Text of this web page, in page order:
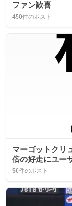
ファン歓喜
450件のポスト
マーゴットクリ
倍の好走にユー
50件のポスト